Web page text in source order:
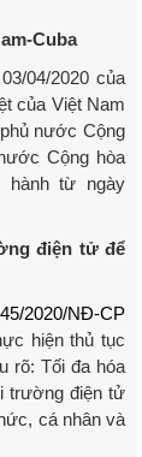
Cuba
04/2020 của
của Việt Nam
nước Cộng
Cộng hòa
hành từ ngày
điện tử để
45/2020/NĐ-CP
hiện thủ tục
rõ: Tối đa hóa
trường điện tử
cá nhân và